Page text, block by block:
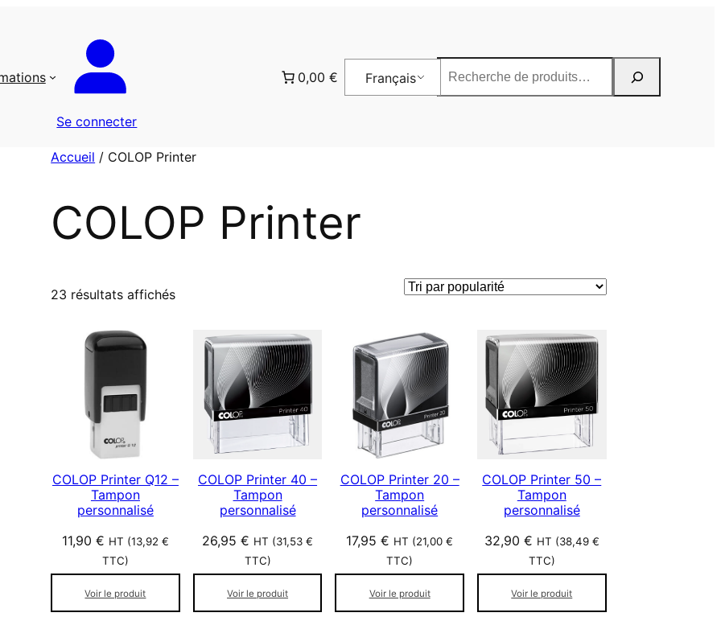
Se connecter
0,00 € Français
Accueil / COLOP Printer
COLOP Printer
23 résultats affichésT
u
COLOP Printer Q12 –
Tampon
personnalisé
11,90 € HT (13,92 €
TTC)
Voir le produit
COLOP Printer 40 –
Tampon
personnalisé
26,95€ HT (31,53€
TTC)
Voir le produit
COLOP Printer 20 –
Tampon
personnalisé
17,95€ HT (21,00€
TTC)
Voir le produit
COLOP Printer 50 –
Tampon
personnalisé
32,90 € HT (38,49 €
TTC)
Voir le produit